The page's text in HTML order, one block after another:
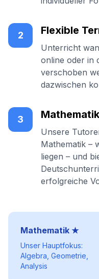
2 Flexible
Unterricht
online oder in
verschoben
dazwischen
3
Unsere
Mathematik –
liegen – und
erfolgreiche
Mathematik ★
Unser Hauptfokus:
Algebra, Geometrie,
Analysis